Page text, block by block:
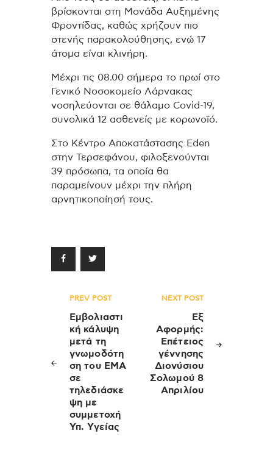
βρίσκονται στη Μονάδα Αυξημένης
Φροντίδας, καθώς χρήζουν πιο
στενής παρακολούθησης, ενώ 17
άτομα είναι κλινήρη.
Μέχρι τις 08.00 σήμερα το πρωί στο
Γενικό Νοσοκομείο Λάρνακας
νοσηλεύονται σε θάλαμο Covid-19,
συνολικά 12 ασθενείς με κορωνοϊό.
Στο Κέντρο Αποκατάστασης Eden
στην Τερσεφάνου, φιλοξενούνται
39 πρόσωπα, τα οποία θα
παραμείνουν μέχρι την πλήρη
αρνητικοποίησή τους.
Πλοήγηση
άρθρων
PREV POST
Eμβολιαστι
κή κάλυψη
μετά τη
γνωμοδότη
ση του ΕΜΑ
σε
τηλεδιάσκε
ψη με
συμμετοχή
Υπ. Υγείας
NEXT POST
Εξ
Αφορμής:
Επέτειος
γέννησης
Διονύσιου
Σολωμού 8
Απριλίου